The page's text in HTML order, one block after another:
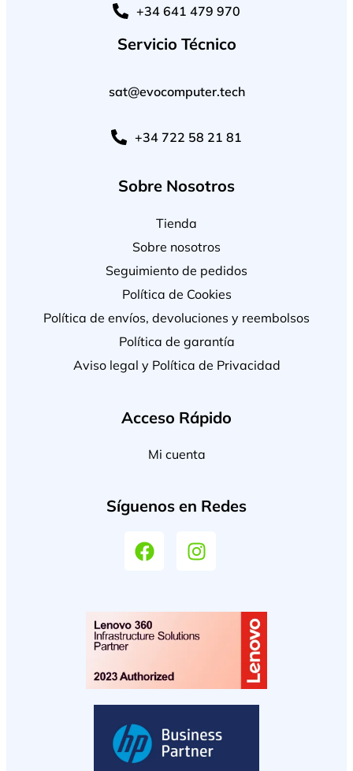
+34 641 479 970
Servicio Técnico
sat@evocomputer.tech
+34 722 58 21 81
Sobre Nosotros
Tienda
Sobre nosotros
Seguimiento de pedidos
Política de Cookies
Política de envíos, devoluciones y reembolsos
Política de garantía
Aviso legal y Política de Privacidad
Acceso Rápido
Mi cuenta
Síguenos en Redes